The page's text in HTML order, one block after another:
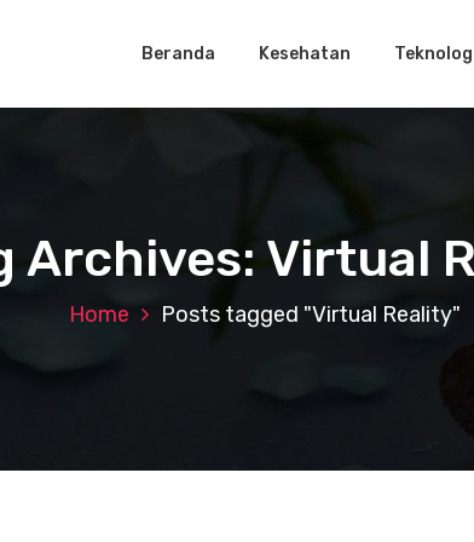
Beranda Kesehatan
Archives: Virtual
Home Posts tagged "Virtual Reality"